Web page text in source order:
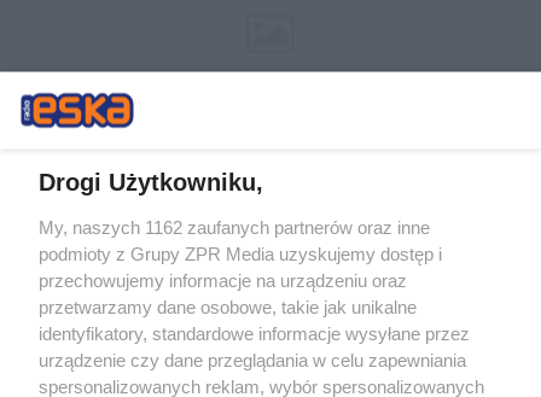
Żaden utwór zamieszczony w serwisie nie może być powielany i
rozpowszechniany lub dalej rozpowszechniany w jakikolwiek sposób (w
tym także elektroniczny lub mechaniczny) na jakimkolwiek polu
eksploatacji w jakiejkolwiek formie, włącznie z umieszczaniem w
Internecie bez pisemnej zgody właściciela praw. Jakiekolwiek użycie lub
wykorzystanie utworów w całości lub w części z naruszeniem prawa,
tzn. bez właściwej zgody, jest zabronione pod groźbą kary i może być
ścigane prawnie.
Drogi Użytkowniku,
My, naszych 1162 zaufanych partnerów oraz inne
podmioty z Grupy ZPR Media uzyskujemy dostęp i
przechowujemy informacje na urządzeniu oraz
przetwarzamy dane osobowe, takie jak unikalne
identyfikatory, standardowe informacje wysyłane przez
urządzenie czy dane przeglądania w celu zapewniania
spersonalizowanych reklam, wybór spersonalizowanych